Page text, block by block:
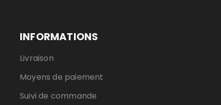
INFORMATIONS
Livraison
Moyens de paiement
Suivi de commande